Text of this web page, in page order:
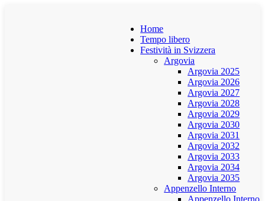
Home
Tempo libero
Festività in Svizzera
Argovia
Argovia 2025
Argovia 2026
Argovia 2027
Argovia 2028
Argovia 2029
Argovia 2030
Argovia 2031
Argovia 2032
Argovia 2033
Argovia 2034
Argovia 2035
Appenzello Interno
Appenzello Interno